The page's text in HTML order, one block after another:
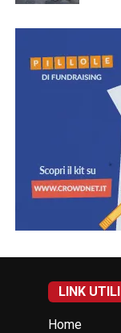
LINK UTILI
Home